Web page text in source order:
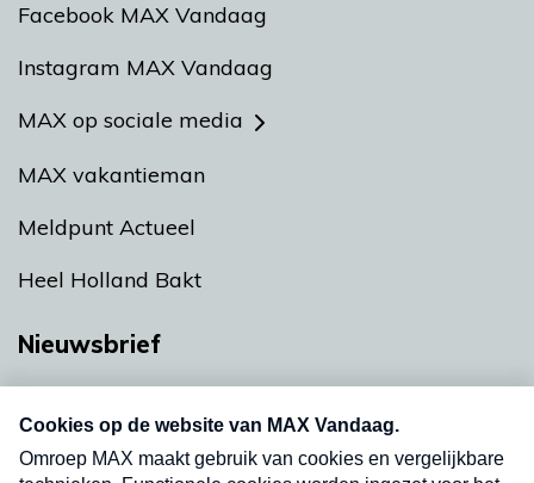
Facebook MAX Vandaag
Instagram MAX Vandaag
MAX op sociale media
MAX vakantieman
Meldpunt Actueel
Heel Holland Bakt
Nieuwsbrief
nieuwsbrief. Elke vrijdag- en dinsdagochtend in
uw mailbox.